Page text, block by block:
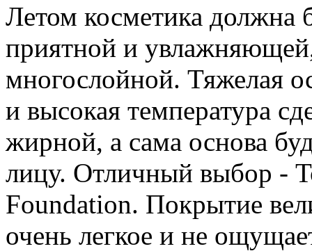
Летом косметика должна
приятной и
многослойной. Тяжелая
и высокая температура
жирной, а сама основа
лицу. Отличный выбор -
Foundation. Покрытие
очень легкое и не